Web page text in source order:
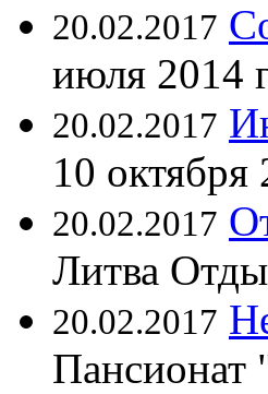
20.02.2017
июля 2014
20.02.2017
10
20.02.2017
Литва
20.02.2017